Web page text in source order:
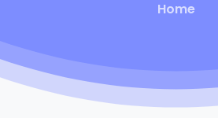
Home